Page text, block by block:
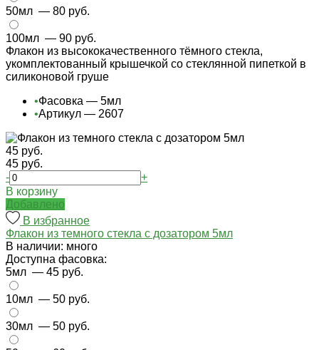
50мл — 80 руб.
100мл — 90 руб.
Флакон из высококачественного тёмного стекла,
укомплектованный крышечкой со стеклянной пипеткой в
силиконовой груше
•Фасовка — 5мл
•Артикул — 2607
45 руб.
45 руб.
-
+
В корзину
Добавлено
В избранное
Флакон из темного стекла с дозатором 5мл
В наличии: много
Доступна фасовка:
5мл — 45 руб.
10мл — 50 руб.
30мл — 50 руб.